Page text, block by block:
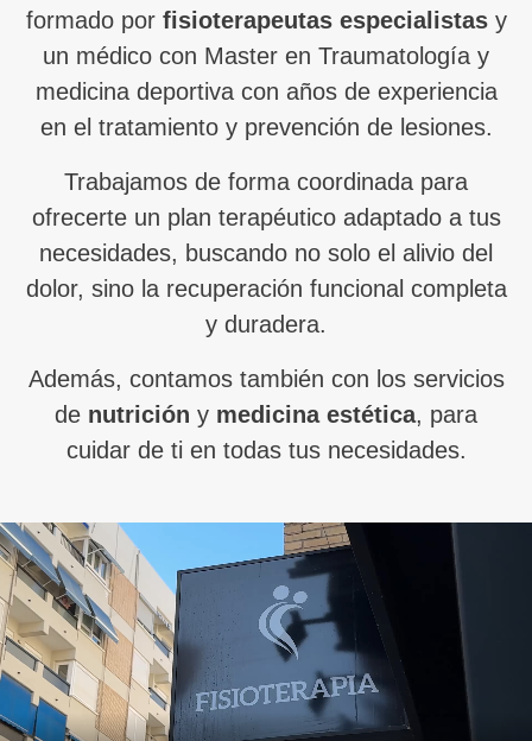
formado por fisioterapeutas especialistasy
un médico con Master en Traumatología y
medicina deportiva con años de experiencia
en el tratamiento y prevención de lesiones.
Trabajamos de forma coordinada para
ofrecerte un plan terapéutico adaptado a tus
necesidades, buscando no solo el alivio del
dolor, sino la recuperación funcional completa
y duradera.
Además, contamos también con los servicios
de nutrición y medicina estética, para
cuidar de ti en todas tus necesidades.